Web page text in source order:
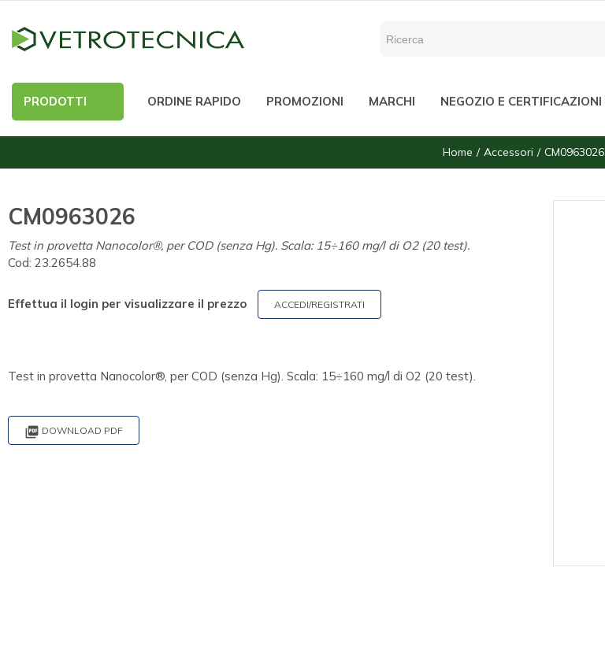
PRODOTTI ORDINE RAPIDO PROMOZIONI MARCHI NEGOZIO E CERTIFICAZIONI
Home Accessori CM0963026
CM0963026
Test in provetta Nanocolor®, per COD (senza Hg). Scala: 15÷160 mg/l di O2 (20 test).
Cod: 23.2654.88
Effettua il login per visualizzare il prezzo ACCEDI/REGISTRATI
Test in provetta Nanocolor®, per COD (senza Hg). Scala: 15÷160 mg/l di O2 (20 test).
 DOWNLOAD PDF